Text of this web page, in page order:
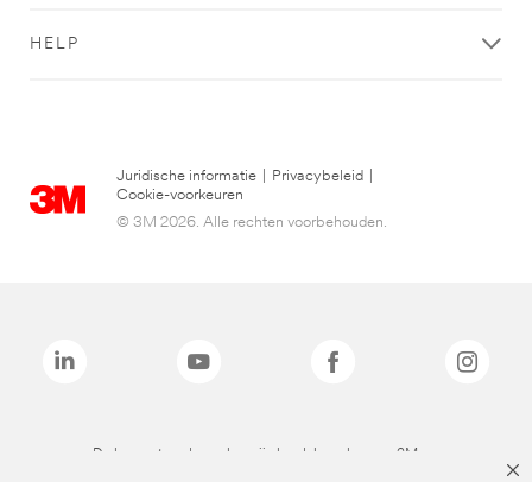
HELP
Juridische informatie Privacybeleid
Cookie-voorkeuren
© 3M 2026. Alle rechten voorbehouden.
De bovenstaande merken zijn handelsmerken van 3M.we